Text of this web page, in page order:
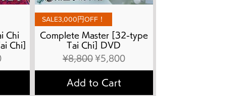
Chi
Chi]
Quick View
SALE3,000円OFF！
Complete Master [32-type
Tai Chi] DVD
Regular Price
¥8,800 Sale Price
¥5,800
Add to Cart